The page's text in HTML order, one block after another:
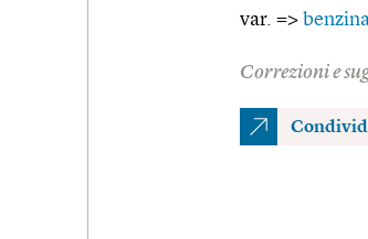
var. =>
Correzioni e